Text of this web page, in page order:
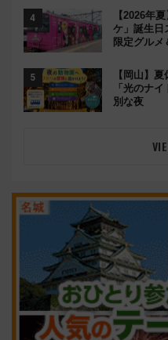
【2026年
ケ」誕生日
限定グルメ
【岡山】
「光のナ
別な夜